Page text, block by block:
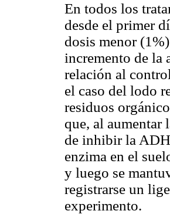
En todos los
desde el primer
dosis menor
incremento de la
relación al
el caso del lodo
residuos
que, al
de inhibirla ADH
enzima en el
y luego se
registrarse un
experimento.